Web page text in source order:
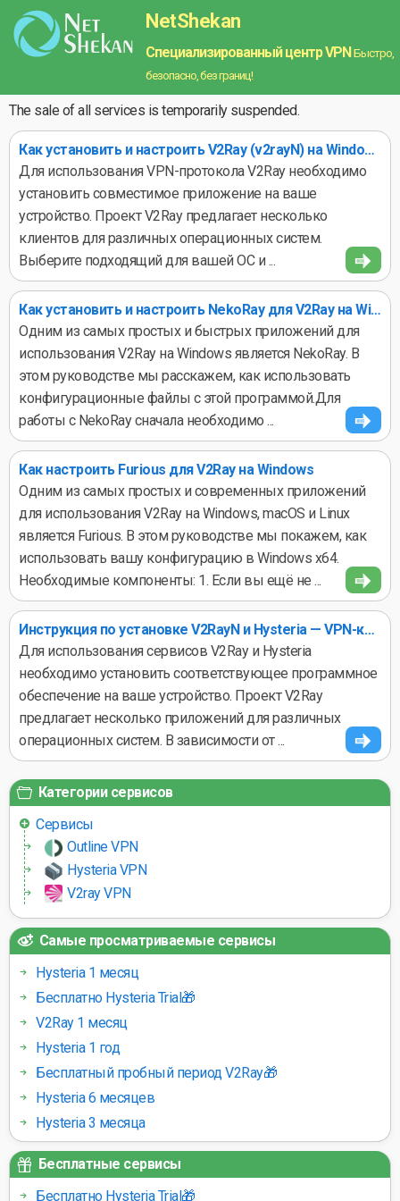
NetShekan
Специализированный центр VPN Быстро,
безопасно, без границ!
The sale of all services is temporarily suspended.
Как установить и настроить V2Ray (v2rayN) на Windows
Для использования VPN-протокола V2Ray необходимо
установить совместимое приложение на ваше
устройство. Проект V2Ray предлагает несколько
клиентов для различных операционных систем.
Выберите подходящий для вашей ОС и ...
Как установить и настроить NekoRay для V2Ray на Windows
Одним из самых простых и быстрых приложений для
использования V2Ray на Windows является NekoRay. В
этом руководстве мы расскажем, как использовать
конфигурационные файлы с этой программой.Для
работы с NekoRay сначала необходимо ...
Как настроить Furious для V2Ray на Windows
Одним из самых простых и современных приложений
для использования V2Ray на Windows, macOS и Linux
является Furious. В этом руководстве мы покажем, как
использовать вашу конфигурацию в Windows x64.
Необходимые компоненты: 1. Если вы ещё не ...
Инструкция по установке V2RayN и Hysteria — VPN-клиенты для Windows, Linux и macOS
Для использования сервисов V2Ray и Hysteria
необходимо установить соответствующее программное
обеспечение на ваше устройство. Проект V2Ray
предлагает несколько приложений для различных
операционных систем. В зависимости от ...
Категории сервисов
Сервисы
Outline VPN
Hysteria VPN
V2ray VPN
Самые просматриваемые сервисы
Hysteria 1 месяц
Бесплатно Hysteria Trial🎁
V2Ray 1 месяц
Hysteria 1 год
Бесплатный пробный период V2Ray🎁
Hysteria 6 месяцев
Hysteria 3 месяца
Бесплатные сервисы
Бесплатно Hysteria Trial🎁